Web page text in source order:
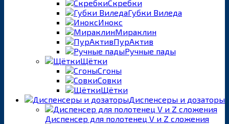
Скребки
Губки Виледа
Инокс
Мираклин
ПурАктив
Ручные пады
Щётки
Сгоны
Совки
Щётки
Диспенсеры и дозаторы
Диспенсер для полотенец V и Z сложения